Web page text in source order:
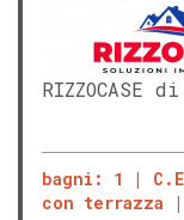
RIZZOCASE
bagni: 1
con terrazza